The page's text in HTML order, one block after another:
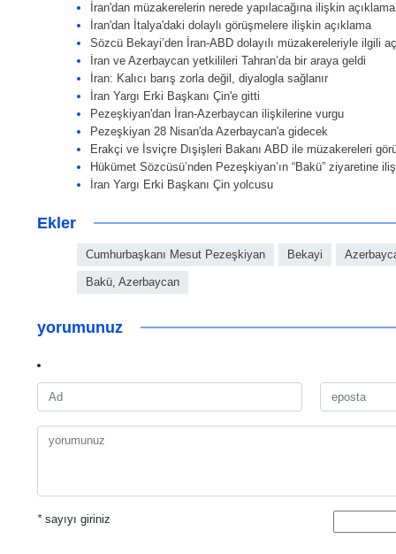
İran'dan müzakerelerin nerede yapılacağına ilişkin açıklama
İran'dan İtalya'daki dolaylı görüşmelere ilişkin açıklama
Sözcü Bekayi’den İran-ABD dolayılı müzakereleriyle ilgili
İran ve Azerbaycan yetkilileri Tahran’da bir araya geldi
İran: Kalıcı barış zorla değil, diyalogla sağlanır
İran Yargı Erki Başkanı Çin'e gitti
Pezeşkiyan'dan İran-Azerbaycan ilişkilerine vurgu
Pezeşkiyan 28 Nisan'da Azerbaycan'a gidecek
Erakçi ve İsviçre Dışişleri Bakanı ABD ile müzakereleri
Hükümet Sözcüsü’nden Pezeşkiyan’ın “Bakü” ziyaretine
İran Yargı Erki Başkanı Çin yolcusu
Ekler
Cumhurbaşkanı Mesut Pezeşkiyan Bekayi
Bakü, Azerbaycan
yorumunuz
*sayıyı giriniz